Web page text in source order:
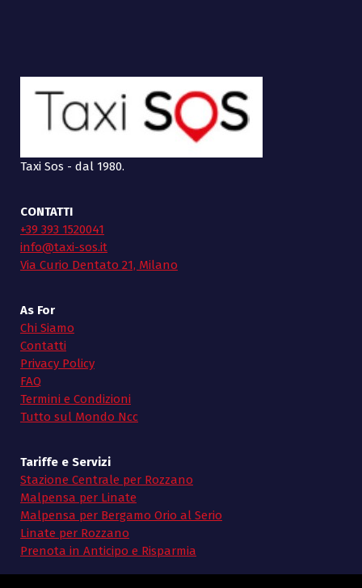
Taxi Sos - dal 1980.
CONTATTI
+39 393 1520041
info@taxi-sos.it
Via Curio Dentato 21, Milano
As For
Chi Siamo
Contatti
Privacy Policy
FAQ
Termini e Condizioni
Tutto sul Mondo Ncc
Tariffe e Servizi
Stazione Centrale per Rozzano
Malpensa per Linate
Malpensa per Bergamo Orio al Serio
Linate per Rozzano
Prenota in Anticipo e Risparmia